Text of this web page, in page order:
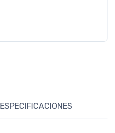
ESPECIFICACIONES